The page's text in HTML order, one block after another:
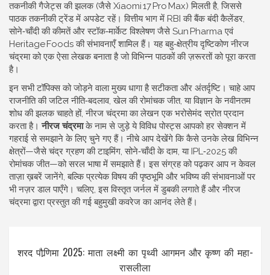
तकनीकी गैजेट्स की झलक (जैसे Xiaomi 17 Pro Max) मिलती है, जिससे
पाठक तकनीकी ट्रेंड में अपडेट रहें। वित्तीय भाग में RBI की बैंक बंदी कैलेंडर,
सोने‑चाँदी की कीमतें और स्टॉक‑मार्केट विश्लेषण जैसे Sun Pharma एवं
Heritage Foods की संभावनाएँ शामिल हैं। यह बहु‑क्षेत्रीय दृष्टिकोण नीरज
चंद्रमा को एक ऐसा लेखक बनाता है जो विभिन्न पाठकों की ज़रूरतों को पूरा करता
है।
इन सभी टॉपिक्स को जोड़ने वाला मुख्य धागा है सटीकता और अंतर्दृष्टि। चाहे आप
राजनीति की जटिल नीति‑बदलाव, खेल की रोमांचक जीत, या विज्ञान के नवीनतम
शोध की झलक चाहते हों, नीरज चंद्रमा का लेखन एक भरोसेमंद स्रोत प्रदान
करता है।नीरज चंद्रमाके नाम से जुड़े ये विविध पोस्ट्स आपको हर सेक्शन में
गहराई से समझाने के लिए चुने गए हैं। नीचे आप देखेंगे कि कैसे उनके लेख विभिन्न
क्षेत्रों—जैसे चंद्र ग्रहण की टाइमिंग, सोने‑चाँदी के दाम, या IPL‑2025 की
रोमांचक जीत—को सरल भाषा में समझाते हैं। इस संग्रह को पढ़कर आप न केवल
ताज़ा ख़बरें जानेंगे, बल्कि प्रत्येक विषय की पृष्ठभूमि और भविष्य की संभावनाओं पर
भी नज़र डाल पाएँगे। चलिए, इस विस्तृत जर्नल में डुबकी लगाते हैं और नीरज
चंद्रमा द्वारा प्रस्तुत की गई बहुमुखी कवरेज का आनंद लेते हैं।
शरद पौर्‍णिमा 2025: माता लक्ष्मी का पृथ्वी आगमन और कृष्ण की महा-
रासलीला